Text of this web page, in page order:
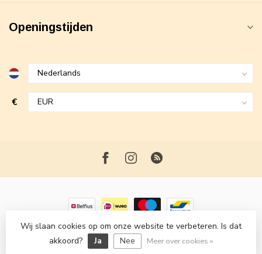
Openingstijden
€
© Copyright 2026 Maxime Fashion- Powered byLightspeed-
Lightspeed design
Dyvelopment
Wij slaan cookies op om onze website te verbeteren. Is dat
akkoord?
Ja Nee Meer over cookies »